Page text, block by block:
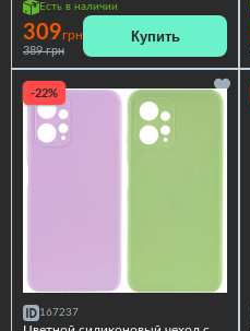
Есть в наличии
309грн
389 грн
Купить
-22%
167237